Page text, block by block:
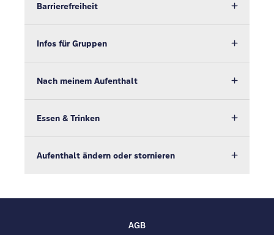
Barrierefreiheit
Infos für Gruppen
Nach meinem Aufenthalt
Essen & Trinken
Aufenthalt ändern oder stornieren
AGB